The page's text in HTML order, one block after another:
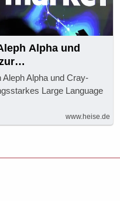
Alpha und
Alpha und Cray-
Large Language
www.heise.de